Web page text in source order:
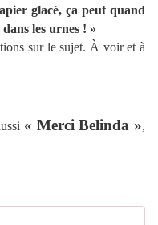
glacé, ça peut quand
les urnes ! »
sur le sujet. À voir et à
« Merci Belinda »,